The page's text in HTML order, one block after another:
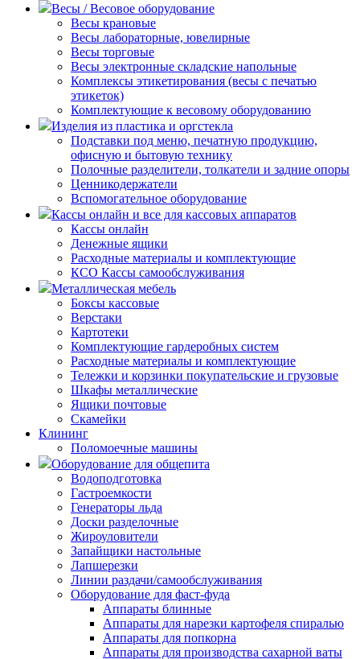
Весы / Весовое оборудование
Весы крановые
Весы лабораторные, ювелирные
Весы торговые
Весы электронные складские напольные
Комплексы этикетирования (весы с печатью
этикеток)
Комплектующие к весовому оборудованию
Изделия из пластика и оргстекла
Подставки под меню, печатную продукцию,
офисную и бытовую технику
Полочные разделители, толкатели и задние опоры
Ценникодержатели
Вспомогательное оборудование
Кассы онлайн и все для кассовых аппаратов
Кассы онлайн
Денежные ящики
Расходные материалы и комплектующие
КСО Кассы самообслуживания
Металлическая мебель
Боксы кассовые
Верстаки
Картотеки
Комплектующие гардеробных систем
Расходные материалы и комплектующие
Тележки и корзинки покупательские и грузовые
Шкафы металлические
Ящики почтовые
Скамейки
Клининг
Поломоечные машины
Оборудование для общепита
Водоподготовка
Гастроемкости
Генераторы льда
Доски разделочные
Жироуловители
Запайщики настольные
Лапшерезки
Линии раздачи/самообслуживания
Оборудование для фаст-фуда
Аппараты блинные
Аппараты для нарезки картофеля спиралью
Аппараты для попкорна
Аппараты для производства сахарной ваты